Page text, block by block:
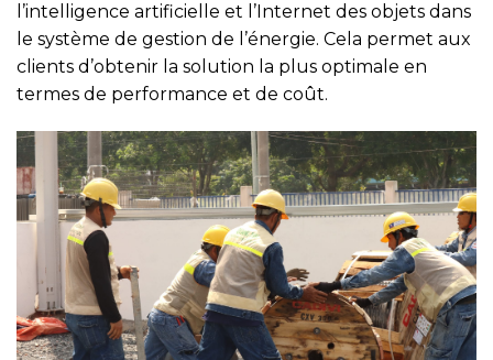
l’intelligence artificielle et l’Internet des objets dans
le système de gestion de l’énergie. Cela permet aux
clients d’obtenir la solution la plus optimale en
termes de performance et de coût.